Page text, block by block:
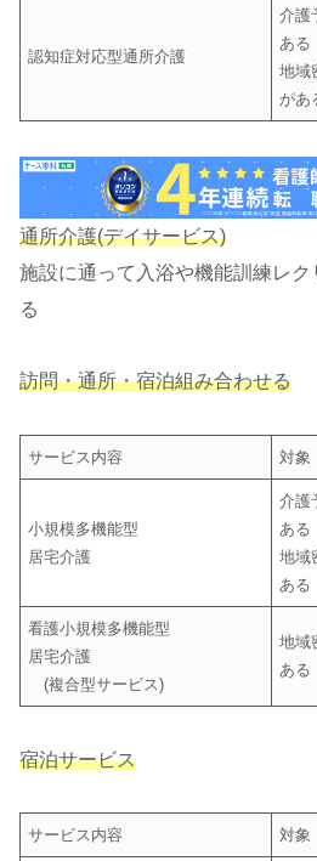
認知症対応型通所介護
介護
ある
地域
があ
通所介護(デイサービス)
施設に通って入浴や機能訓練レ
る
訪問・通所・宿泊組み合わせる
サービス内容 対象
小規模多機能型
居宅介護
介護
ある
地域
ある
看護小規模多機能型
居宅介護
(複合型サービス)
地域
ある
宿泊サービス
サービス内容 対象